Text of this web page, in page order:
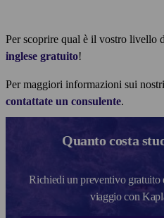
Per scoprire qual è il vostro livello
inglese gratuito!
Per maggiori informazioni sui
contattate un consulente.
Quanto costa
Richiedi un preventivo gratuito
viaggio con